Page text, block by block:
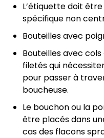
L’étiquette doit
spécifique non
Bouteilles avec
Bouteilles avec
filetés qui
pour passer à
boucheuse.
Le bouchon ou la
être placés dans
cas des flacons